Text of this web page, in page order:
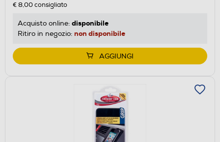
€ 8,00consigliato
Acquisto online: disponibile
Ritiro in negozio: non disponibile
AGGIUNGI